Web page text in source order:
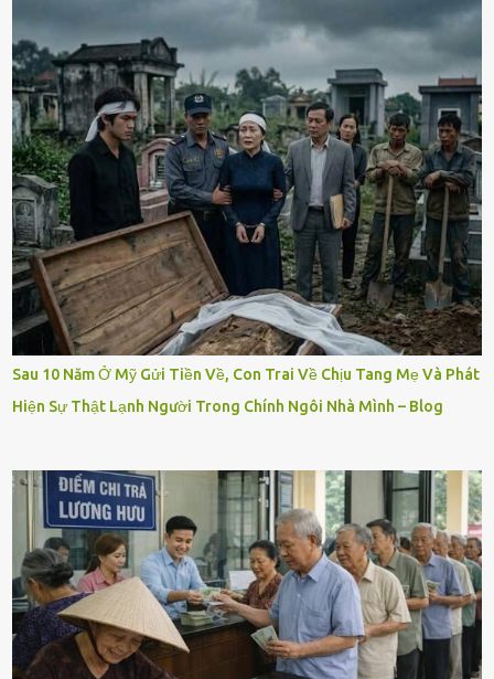
Sau 10 Năm Ở Mỹ Gửi Tiền Về, Con Trai Về Chịu Tang Mẹ Và Phát
Hiện Sự Thật Lạnh Người Trong Chính Ngôi Nhà Mình – Blog